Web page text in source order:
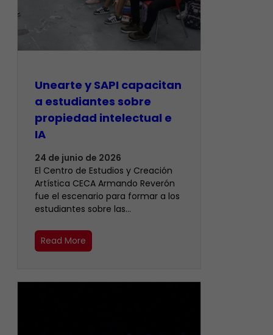
Unearte y SAPI capacitan
a estudiantes sobre
propiedad intelectual e
IA
24 de junio de 2026
El Centro de Estudios y Creación
Artística CECA Armando Reverón
fue el escenario para formar a los
estudiantes sobre las…
Read More